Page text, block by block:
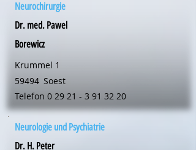
Neurochirurgie
Dr. med. Pawel
Borewicz
Krummel 1
59494 Soest
Telefon 0 29 21 - 3 91 32 20
Neurologie und Psychiatrie
Dr. H. Peter